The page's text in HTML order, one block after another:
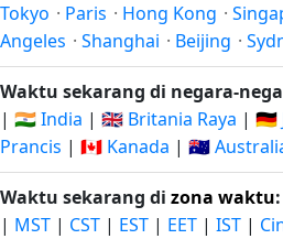
Tokyo · Paris · Hong Kong ·
Angeles · Shanghai · Beijing ·
Waktu sekarang di negara-
| 🇮🇳 India | 🇬🇧 Britania Raya | 🇩🇪
Prancis | 🇨🇦 Kanada | 🇦🇺
Waktu sekarang di zona waktu:
| MST | CST | EST | EET | IST |